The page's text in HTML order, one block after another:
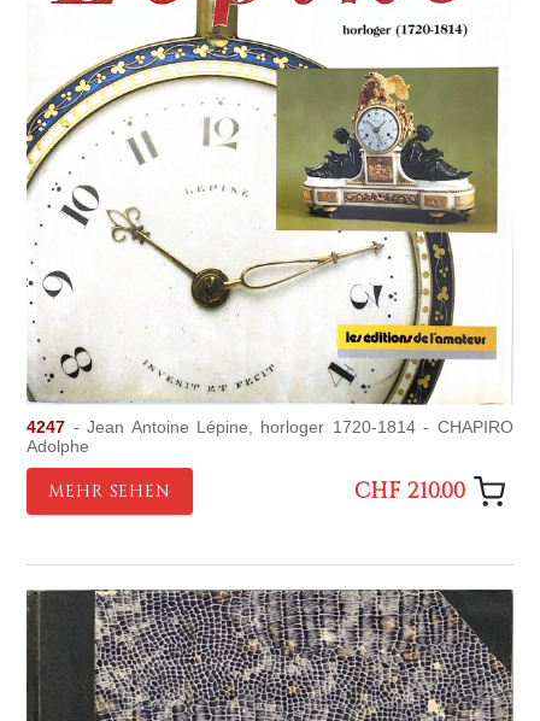
4247 - Jean Antoine Lépine, horloger 1720-1814 - CHAPIRO
Adolphe
MEHR SEHEN CHF 210.00